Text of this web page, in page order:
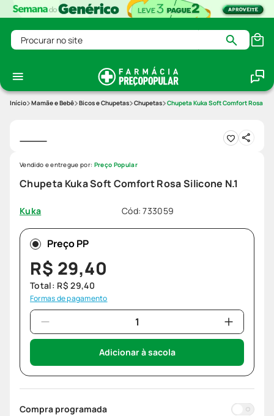
Procurar no site
Mamãe e Bebê Bicos e Chupetas Chupetas Chupeta Kuka Soft Comfort Rosa
Chupeta Kuka Soft Comfort Rosa Silicone N.1
Kuka Cód:733059
Vendido e entregue por: Preço Popular
Preço PP
R$ 29,40
Total: R$ 29,40
Formas de pagamento
Adicionar à sacola
Compra programada